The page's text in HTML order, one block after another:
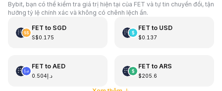
Bybit, bạn có thể kiểm tra giá trị hiện tại của FET và tự tin chuyển đổi, tận
hưởng tỷ lệ chính xác và không có chênh lệch ẩn.
FET to SGD
S$0.175
FET to USD
$0.137
FET to AED
د.إ0.504
FET to ARS
$205.6